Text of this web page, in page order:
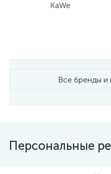
KaWe
Все бренды и
Персональные